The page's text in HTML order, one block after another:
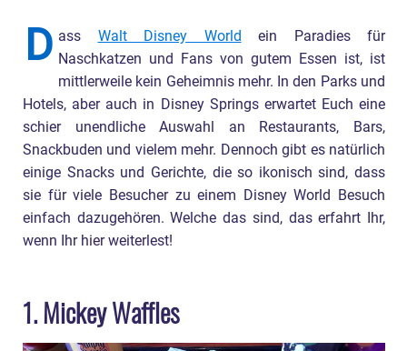
D ass Walt Disney World ein Paradies für
Naschkatzen und Fans von gutem Essen ist, ist
mittlerweile kein Geheimnis mehr. In den Parks und
Hotels, aber auch in Disney Springs erwartet Euch eine
schier unendliche Auswahl an Restaurants, Bars,
Snackbuden und vielem mehr. Dennoch gibt es natürlich
einige Snacks und Gerichte, die so ikonisch sind, dass
sie für viele Besucher zu einem Disney World Besuch
einfach dazugehören. Welche das sind, das erfahrt Ihr,
wenn Ihr hier weiterlest!
1. Mickey Waffles